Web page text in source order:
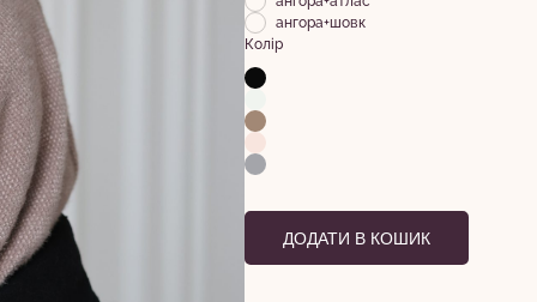
ангора+шовк
Колір
ДОДАТИ В КОШИК